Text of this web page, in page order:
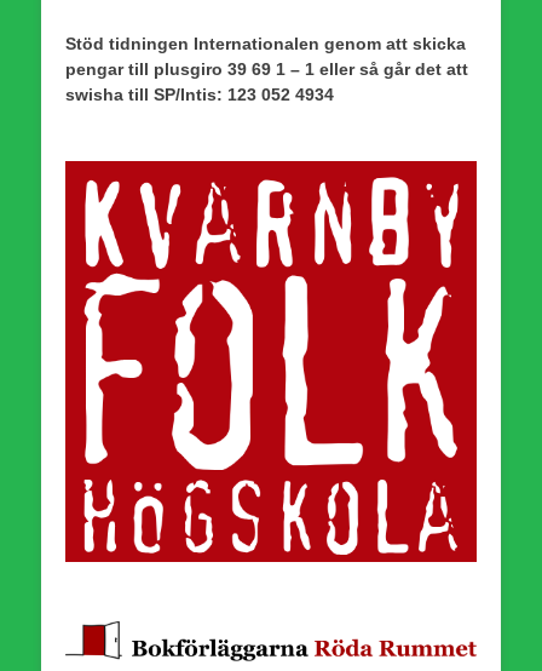
Stöd tidningen Internationalen genom att skicka
pengar till plusgiro 39 69 1 – 1 eller så går det att
swisha till SP/Intis: 123 052 4934